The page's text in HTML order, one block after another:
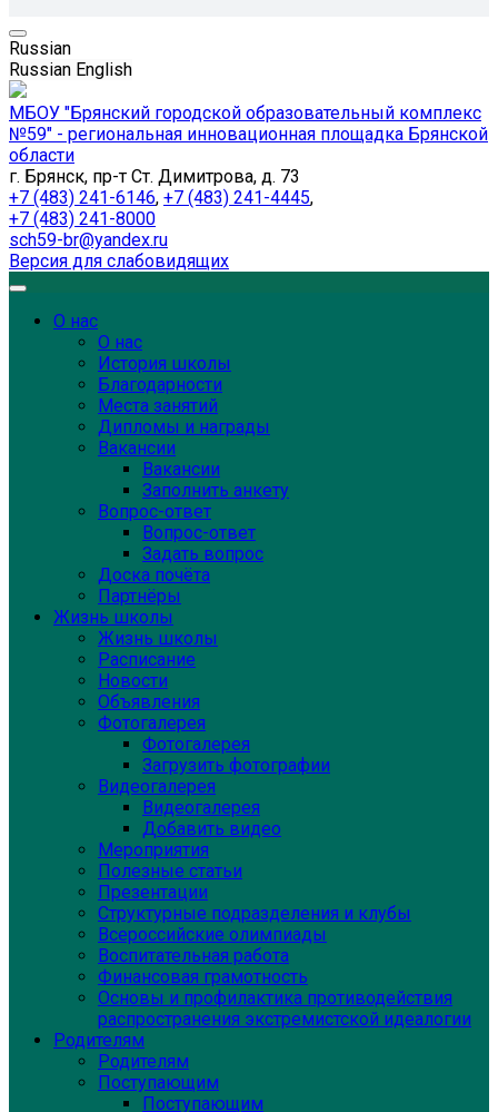
Russian
Russian English
МБОУ "Брянский городской образовательный комплекс
№59" - региональная инновационная площадка Брянской
области
г. Брянск, пр-т Ст. Димитрова, д. 73
+7 (483) 241-6146, +7 (483) 241-4445,
+7 (483) 241-8000
sch59-br@yandex.ru
Версия для слабовидящих
О нас
О нас
История школы
Благодарности
Места занятий
Дипломы и награды
Вакансии
Вакансии
Заполнить анкету
Вопрос-ответ
Вопрос-ответ
Задать вопрос
Доска почёта
Партнёры
Жизнь школы
Жизнь школы
Расписание
Новости
Объявления
Фотогалерея
Фотогалерея
Загрузить фотографии
Видеогалерея
Видеогалерея
Добавить видео
Мероприятия
Полезные статьи
Презентации
Структурные подразделения и клубы
Всероссийские олимпиады
Воспитательная работа
Финансовая грамотность
Основы и профилактика противодействия
распространения экстремистской идеалогии
Родителям
Родителям
Поступающим
Поступающим